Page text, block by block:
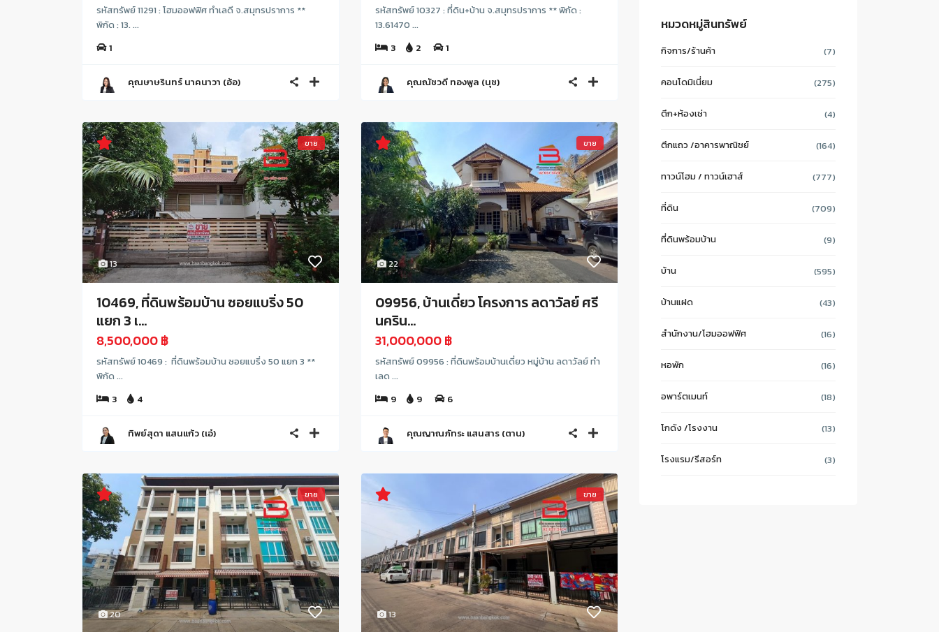
รหัสทรัพย์ 11291 : โฮมออฟฟิศ ทำเลดี จ.สมุทรปราการ **
พิกัด : 13. ...
1
คุณษาษรินทร์ นาคนาวา (อ้อ)
รหัสทรัพย์ 10327 : ที่ดิน+บ้าน จ.สมุทรปราการ ** พิกัด :
13.61470 ...
3
2 1
คุณณัชวดี ทองพูล (นุช)
13
ขาย
10469, ที่ดินพร้อมบ้าน ซอยแบริ่ง 50
แยก 3 เ...
8,500,000 ฿
รหัสทรัพย์ 10469 : ที่ดินพร้อมบ้าน ซอยแบริ่ง 50 แยก 3 **
พิกัด ...
3
4
ทิพย์สุดา แสนแก้ว (เอ๋)
22
ขาย
09956, บ้านเดี่ยว โครงการ ลดาวัลย์ ศรี
นคริน...
31,000,000 ฿
รหัสทรัพย์ 09956 : ที่ดินพร้อมบ้านเดี่ยว หมู่บ้าน ลดาวัลย์ ทำ
เลด ...
9
9 6
คุณญาณภัทระ แสนสาร (ตาน)
20
ขาย
13
ขาย
หมวดหมู่สินทรัพย์
กิจการ/ร้านค้า (7)
คอนโดมิเนี่ยม (275)
ตึก+ห้องเช่า (4)
ตึกแถว /อาคารพาณิชย์ (164)
ทาวน์โฮม / ทาวน์เฮาส์ (777)
ที่ดิน (709)
ที่ดินพร้อมบ้าน (9)
บ้าน (595)
บ้านแฝด (43)
สำนักงาน/โฮมออฟฟิศ (16)
หอพัก (16)
อพาร์ตเมนท์ (18)
โกดัง /โรงงาน (13)
โรงแรม/รีสอร์ท (3)